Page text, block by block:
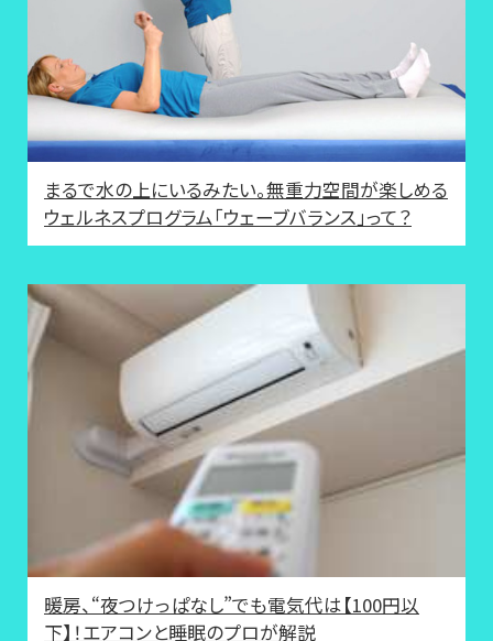
まるで水の上にいるみたい。無重力空間が楽しめる
ウェルネスプログラム「ウェーブバランス」って？
暖房、“夜つけっぱなし”でも電気代は【100円以
下】！エアコンと睡眠のプロが解説